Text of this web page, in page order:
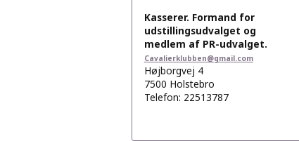
Kasserer. Formand for
udstillingsudvalget og
medlem af PR-udvalget.
Cavalierklubben@gmail.com
Højborgvej 4
7500 Holstebro
Telefon: 22513787